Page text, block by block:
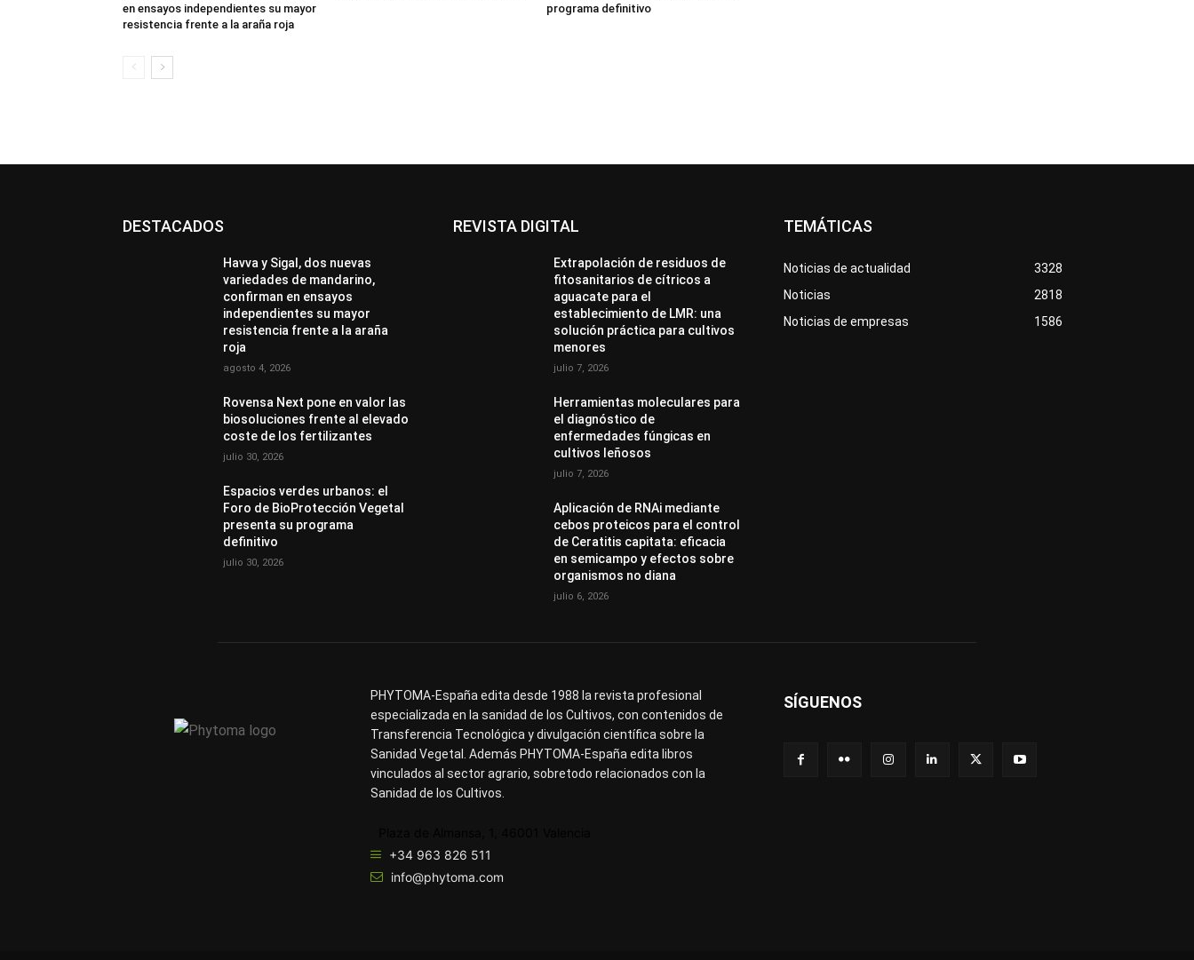
en ensayos independientes su mayor
resistencia frente a la araña roja
programa definitivo
DESTACADOS
Havva y Sigal, dos nuevas
variedades de mandarino,
confirman en ensayos
independientes su mayor
resistencia frente a la araña
roja
agosto 4, 2026
Rovensa Next pone en valor las
biosoluciones frente al elevado
coste de los fertilizantes
julio 30, 2026
Espacios verdes urbanos: el
Foro de BioProtección Vegetal
presenta su programa
definitivo
julio 30, 2026
REVISTA DIGITAL
Extrapolación de residuos de
fitosanitarios de cítricos a
aguacate para el
establecimiento de LMR: una
solución práctica para cultivos
menores
julio 7, 2026
Herramientas moleculares para
el diagnóstico de
enfermedades fúngicas en
cultivos leñosos
julio 7, 2026
Aplicación de RNAi mediante
cebos proteicos para el control
de Ceratitis capitata: eficacia
en semicampo y efectos sobre
organismos no diana
julio 6, 2026
TEMÁTICAS
Noticias de actualidad
3328
Noticias
2818
Noticias de empresas
1586
PHYTOMA-España edita desde 1988 la revista profesional
especializada en la sanidad de los Cultivos, con contenidos de
Transferencia Tecnológica y divulgación científica sobre la
Sanidad Vegetal. Además PHYTOMA-España edita libros
vinculados al sector agrario, sobretodo relacionados con la
Sanidad de los Cultivos.
+34 963 826 511
info@phytoma.com
SÍGUENOS